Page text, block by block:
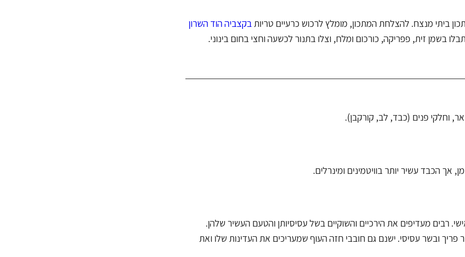
ביתי מנצח. להצלחת המתכון, מומלץ לרכוש כרעיים טריות בקצביה הוד השרון
בשמן זית, פפריקה, כורכום ומלח, וצלו בתנור לכשעה וחצי בחום בינוני.
וחלקי פנים (כבד, לב, קורקבן).
אך הכבד עשיר יותר בוויטמינים ומינרלים.
רבים מעדיפים את הירכיים והשוקיים בשל עסיסיותן והטעם העשיר שלהן.
ובשר עסיסי. ישנם גם חובבי חזה העוף שמעריכים את העדינות שלו ואת